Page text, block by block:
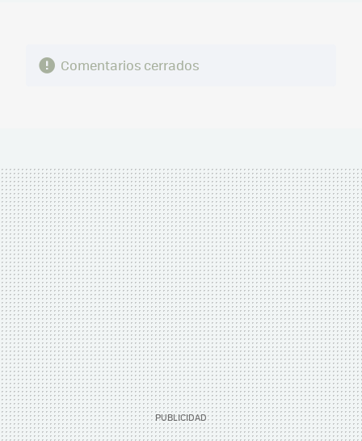
Comentarios cerrados